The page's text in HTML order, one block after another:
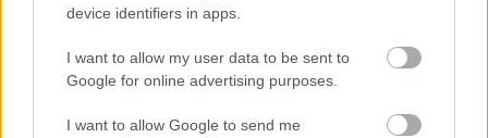
device identifiers in apps.
I want to allow my user data to be sent to
Google for online advertising purposes.
I want to allow Google to send me
Négy napon át ünnepel Martonvásár: koncertek és